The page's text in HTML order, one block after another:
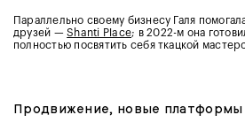
Параллельно своему бизнесу Галя
друзей —Shanti Place; в 2022-м она
полностью посвятить себя ткацкой
Продвижение, новые платформы